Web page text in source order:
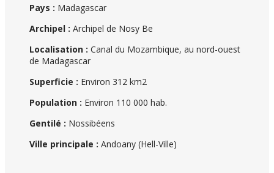
Pays : Madagascar
Archipel : Archipel de Nosy Be
Localisation : Canal du Mozambique, au nord-ouest
de Madagascar
Superficie : Environ 312 km2
Population : Environ 110 000 hab.
Gentilé : Nossibéens
Ville principale : Andoany (Hell-Ville)